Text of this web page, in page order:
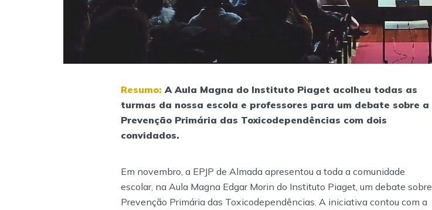
Resumo: A Aula Magna do Instituto Piaget acolheu todas as
turmas da nossa escola e professores para um debate sobre a
Prevenção Primária das Toxicodependências com dois
convidados.
Em novembro, a EPJP de Almada apresentou a toda a comunidade
escolar, na Aula Magna Edgar Morin do Instituto Piaget, um debate sobre
Prevenção Primária das Toxicodependências. A iniciativa contou com a